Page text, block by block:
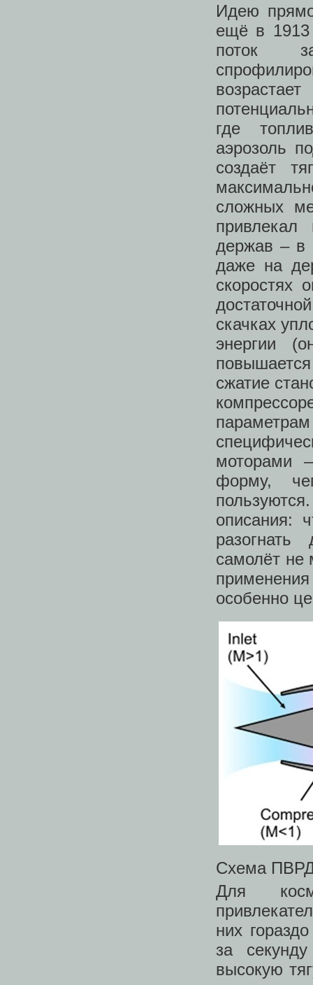
Идею
ещё в 1913
поток
где
аэрозоль
создаёт
сложных
привлекал
держав – в
даже на
скоростях
скачках
энергии
сжатие
моторами
форму,
описания:
самолёт не
особенно
Схема ПВРД
Для
них
за
высокую